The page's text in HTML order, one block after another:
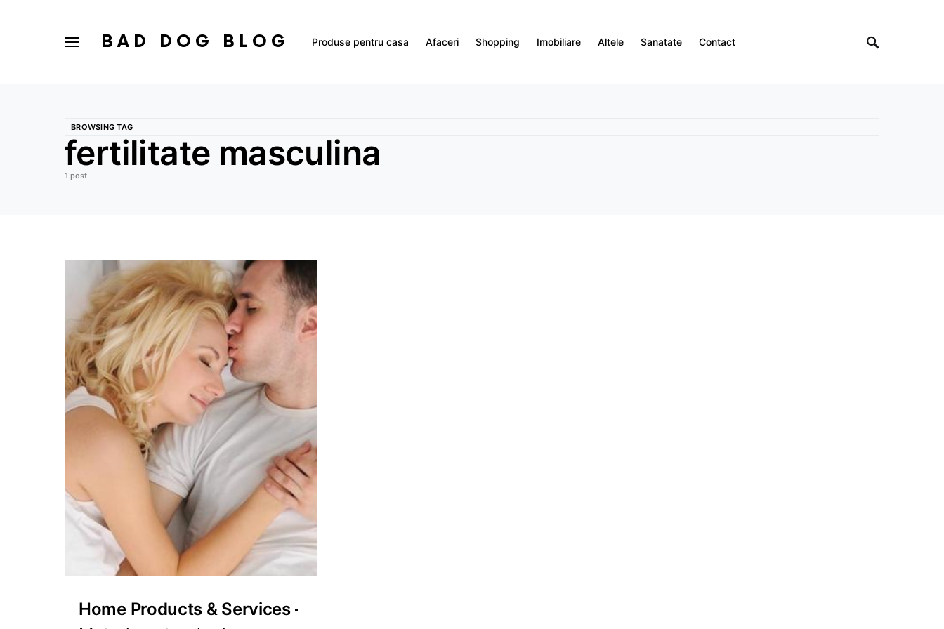
BAD DOG BLOG Produse pentru casa Afaceri Shopping Imobiliare Altele Sanatate Contact
BROWSING TAG
fertilitate masculina
1 post
Home Products & Services